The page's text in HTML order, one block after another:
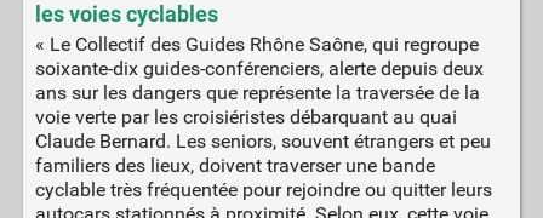
les voies cyclables
« Le Collectif des Guides Rhône Saône, qui regroupe
soixante-dix guides-conférenciers, alerte depuis deux
ans sur les dangers que représente la traversée de la
voie verte par les croisiéristes débarquant au quai
Claude Bernard. Les seniors, souvent étrangers et peu
familiers des lieux, doivent traverser une bande
cyclable très fréquentée pour rejoindre ou quitter leurs